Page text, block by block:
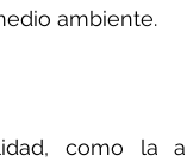
ambiente.
como la